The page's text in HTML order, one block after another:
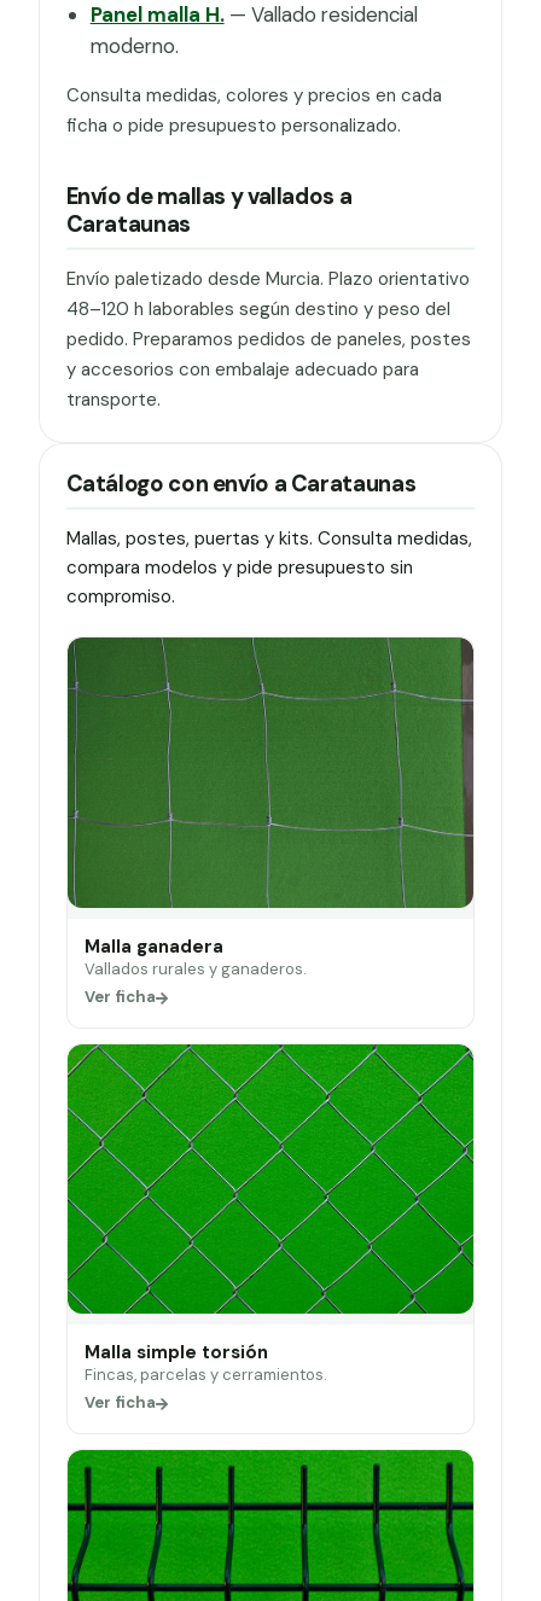
Panel malla H.— Vallado residencial
moderno.
Consulta medidas, colores y precios en cada
ficha o pide presupuesto personalizado.
Envío de mallas y vallados a
Carataunas
Envío paletizado desde Murcia. Plazo orientativo
48–120 h laborables según destino y peso del
pedido. Preparamos pedidos de paneles, postes
y accesorios con embalaje adecuado para
transporte.
Catálogo con envío a Carataunas
Mallas, postes, puertas y kits. Consulta medidas,
compara modelos y pide presupuesto sin
compromiso.
Malla ganadera
Vallados rurales y ganaderos.
Ver ficha
Malla simple torsión
Fincas, parcelas y cerramientos.
Ver ficha